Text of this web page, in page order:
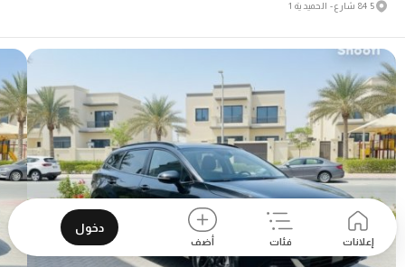
إعلانات فئات أضف
دخول
5 84 شارع - الحميدية 1